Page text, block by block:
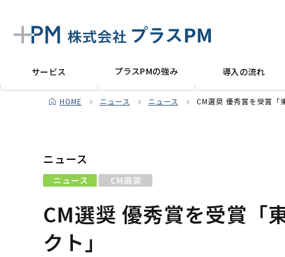
サービス プラスPMの強み 導入の流れ
HOME ニュース ニュース CM選奨 優秀賞を受賞「
ニュース
ニュース CM選奨
CM選奨 優秀賞を受賞「
クト」